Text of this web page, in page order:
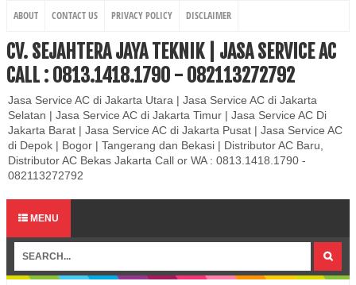
ABOUT CONTACT US PRIVACY POLICY DISCLAIMER
CV. SEJAHTERA JAYA TEKNIK | JASA SERVICE AC
CALL : 0813.1418.1790 - 082113272792
Jasa Service AC di Jakarta Utara | Jasa Service AC di Jakarta
Selatan | Jasa Service AC di Jakarta Timur | Jasa Service AC Di
Jakarta Barat | Jasa Service AC di Jakarta Pusat | Jasa Service AC
di Depok | Bogor | Tangerang dan Bekasi | Distributor AC Baru,
Distributor AC Bekas Jakarta Call or WA : 0813.1418.1790 -
082113272792
MENU